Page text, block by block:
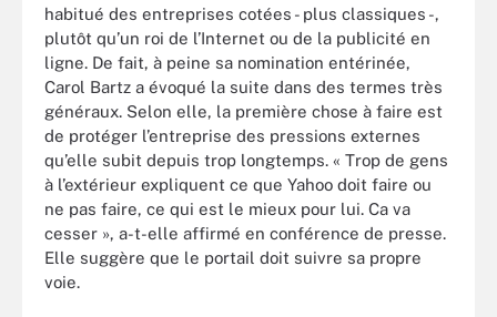
habitué des entreprises cotées - plus classiques -,
plutôt qu’un roi de l’Internet ou de la publicité en
ligne. De fait, à peine sa nomination entérinée,
Carol Bartz a évoqué la suite dans des termes très
généraux. Selon elle, la première chose à faire est
de protéger l’entreprise des pressions externes
qu’elle subit depuis trop longtemps. « Trop de gens
à l’extérieur expliquent ce que Yahoo doit faire ou
ne pas faire, ce qui est le mieux pour lui. Ca va
cesser », a-t-elle affirmé en conférence de presse.
Elle suggère que le portail doit suivre sa propre
voie.